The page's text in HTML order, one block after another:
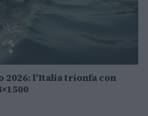
2026: l’Italia trionfa con